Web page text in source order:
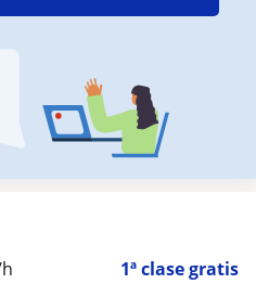
1ª clase gratis